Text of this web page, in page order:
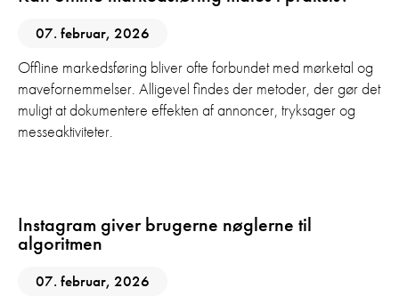
07. februar, 2026
Offline markedsføring bliver ofte forbundet med mørketal og
mavefornemmelser. Alligevel findes der metoder, der gør det
muligt at dokumentere effekten af annoncer, tryksager og
messeaktiviteter.
Instagram giver brugerne nøglerne til
algoritmen
07. februar, 2026